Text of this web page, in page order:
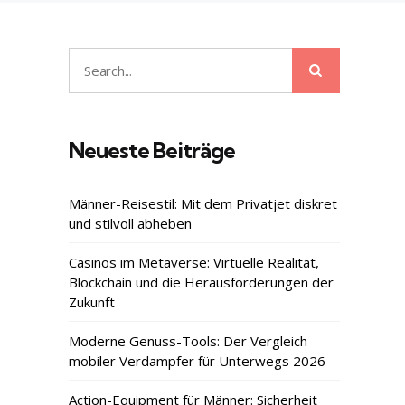
Search
for:
Neueste Beiträge
Männer-Reisestil: Mit dem Privatjet diskret
und stilvoll abheben
Casinos im Metaverse: Virtuelle Realität,
Blockchain und die Herausforderungen der
Zukunft
Moderne Genuss-Tools: Der Vergleich
mobiler Verdampfer für Unterwegs 2026
Action-Equipment für Männer: Sicherheit